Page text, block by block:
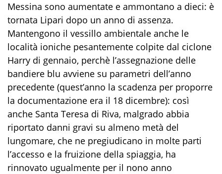
Messina sono aumentate e ammontano a dieci: è
tornata Lipari dopo un anno di assenza.
Mantengono il vessillo ambientale anche le
località ioniche pesantemente colpite dal ciclone
Harry di gennaio, perchè l’assegnazione delle
bandiere blu avviene su parametri dell’anno
precedente (quest’anno la scadenza per proporre
la documentazione era il 18 dicembre): così
anche Santa Teresa di Riva, malgrado abbia
riportato danni gravi su almeno metà del
lungomare, che ne pregiudicano in molte parti
l’accesso e la fruizione della spiaggia, ha
rinnovato ugualmente per il nono anno